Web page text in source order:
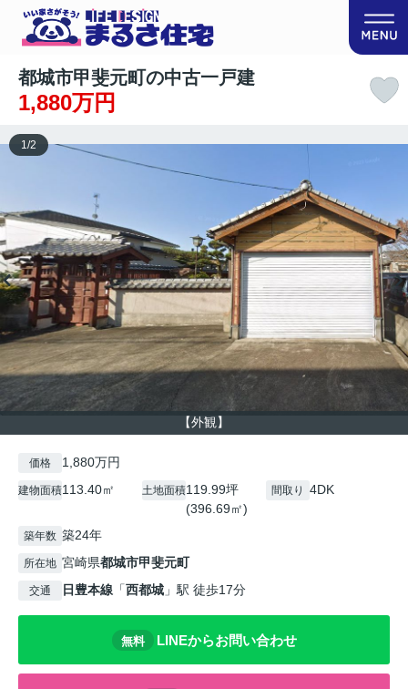
都城市甲斐元町の中古一戸建
1,880万円
【外観】
1/2
価格 1,880万円
建物面積113.40㎡ 土地面積119.99坪
(396.69㎡)
間取り 4DK
築年数 築24年
所在地 宮崎県都城市甲斐元町
交通 日豊本線 「西都城 」駅 徒歩17分
無料 LINEからお問い合わせ